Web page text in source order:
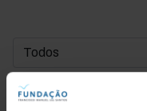
DATA DE INÍCIO